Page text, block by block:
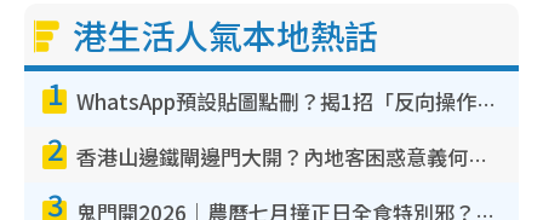
港生活人氣本地熱話
1 WhatsApp預設貼圖點刪？揭1招「反向操作」還原簡潔介面 附3步實測教學
2 香港山邊鐵閘邊門大開？內地客困惑意義何在！網民神回覆：呢種叫法理性防禦
3